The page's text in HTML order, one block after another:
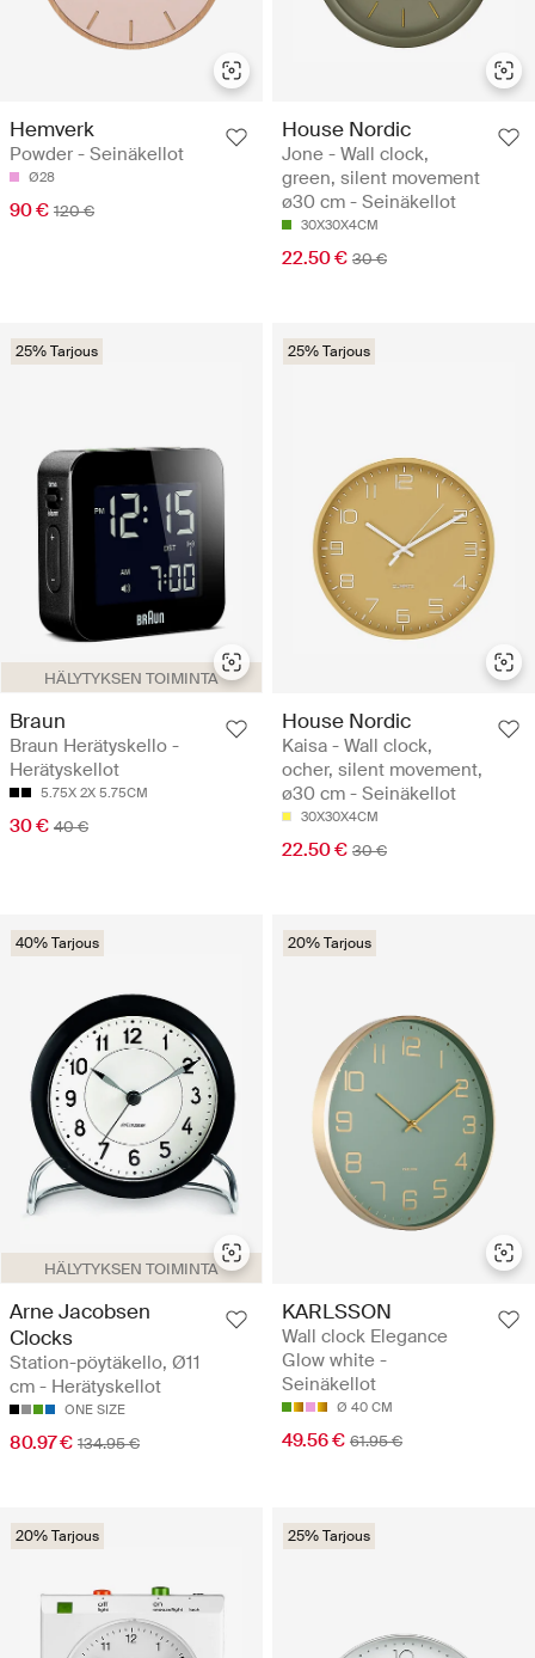
Hemverk
Powder - Seinäkellot
Ø28
90 € 120 €
House Nordic
Jone - Wall clock,
green, silent movement
ø30 cm - Seinäkellot
30X30X4CM
22.50 € 30 €
HÄLYTYKSEN TOIMINTA
25% Tarjous
Braun
Braun Herätyskello -
Herätyskellot
5.75X 2X 5.75CM
30 € 40 €
25% Tarjous
House Nordic
Kaisa - Wall clock,
ocher, silent movement,
ø30 cm - Seinäkellot
30X30X4CM
22.50 € 30 €
HÄLYTYKSEN TOIMINTA
40% Tarjous
Arne Jacobsen
Clocks
Station-pöytäkello, Ø11
cm - Herätyskellot
ONE SIZE
80.97 € 134.95 €
20% Tarjous
KARLSSON
Wall clock Elegance
Glow white -
Seinäkellot
Ø 40 CM
49.56 € 61.95 €
20% Tarjous 25% Tarjous